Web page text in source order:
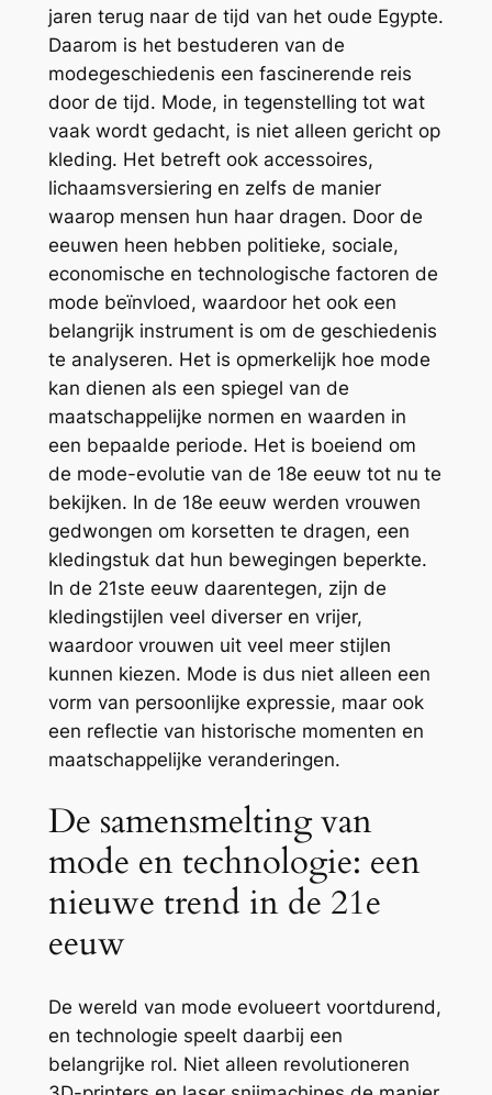
jaren terug naar de tijd van het oude Egypte.
Daarom is het bestuderen van de
modegeschiedenis een fascinerende reis
door de tijd. Mode, in tegenstelling tot wat
vaak wordt gedacht, is niet alleen gericht op
kleding. Het betreft ook accessoires,
lichaamsversiering en zelfs de manier
waarop mensen hun haar dragen. Door de
eeuwen heen hebben politieke, sociale,
economische en technologische factoren de
mode beïnvloed, waardoor het ook een
belangrijk instrument is om de geschiedenis
te analyseren. Het is opmerkelijk hoe mode
kan dienen als een spiegel van de
maatschappelijke normen en waarden in
een bepaalde periode. Het is boeiend om
de mode-evolutie van de 18e eeuw tot nu te
bekijken. In de 18e eeuw werden vrouwen
gedwongen om korsetten te dragen, een
kledingstuk dat hun bewegingen beperkte.
In de 21ste eeuw daarentegen, zijn de
kledingstijlen veel diverser en vrijer,
waardoor vrouwen uit veel meer stijlen
kunnen kiezen. Mode is dus niet alleen een
vorm van persoonlijke expressie, maar ook
een reflectie van historische momenten en
maatschappelijke veranderingen.
De samensmelting van
mode en technologie: een
nieuwe trend in de 21e
eeuw
De wereld van mode evolueert voortdurend,
en technologie speelt daarbij een
belangrijke rol. Niet alleen revolutioneren